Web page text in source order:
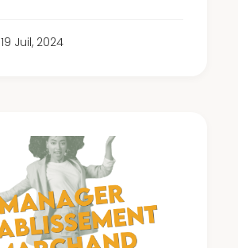
19 Juil, 2024